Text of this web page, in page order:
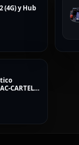
(4G) y Hub
CARTEL-